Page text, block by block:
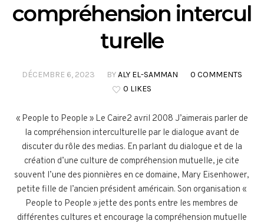
compréhension intercul
turelle
DÉCEMBRE 6, 2023 BYALY EL-SAMMAN
0 COMMENTS
0 LIKES
« People to People » Le Caire2 avril 2008 J’aimerais parler de
la compréhension interculturelle par le dialogue avant de
discuter du rôle des medias. En parlant du dialogue et de la
création d’une culture de compréhension mutuelle, je cite
souvent l’une des pionnières en ce domaine, Mary Eisenhower,
petite fille de l’ancien président américain. Son organisation «
People to People » jette des ponts entre les membres de
différentes cultures et encourage la compréhension mutuelle